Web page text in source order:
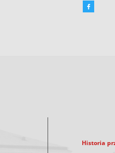
Facebook
Historia